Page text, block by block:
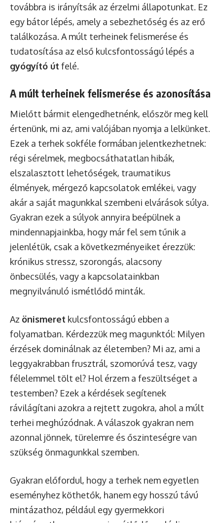
továbbra is irányítsák az érzelmi állapotunkat. Ez
egy bátor lépés, amely a sebezhetőség és az erő
találkozása. A múlt terheinek felismerése és
tudatosítása az első kulcsfontosságú lépés a
gyógyító út felé.
A múlt terheinek felismerése és azonosítása
Mielőtt bármit elengedhetnénk, először meg kell
értenünk, mi az, ami valójában nyomja a lelkünket.
Ezek a terhek sokféle formában jelentkezhetnek:
régi sérelmek, megbocsáthatatlan hibák,
elszalasztott lehetőségek, traumatikus
élmények, mérgező kapcsolatok emlékei, vagy
akár a saját magunkkal szembeni elvárások súlya.
Gyakran ezek a súlyok annyira beépülnek a
mindennapjainkba, hogy már fel sem tűnik a
jelenlétük, csak a következményeiket érezzük:
krónikus stressz, szorongás, alacsony
önbecsülés, vagy a kapcsolatainkban
megnyilvánuló ismétlődő minták.
Az önismeret kulcsfontosságú ebben a
folyamatban. Kérdezzük meg magunktól: Milyen
érzések dominálnak az életemben? Mi az, ami a
leggyakrabban frusztrál, szomorúvá tesz, vagy
félelemmel tölt el? Hol érzem a feszültséget a
testemben? Ezek a kérdések segítenek
rávilágítani azokra a rejtett zugokra, ahol a múlt
terhei meghúzódnak. A válaszok gyakran nem
azonnal jönnek, türelemre és őszinteségre van
szükség önmagunkkal szemben.
Gyakran előfordul, hogy a terhek nem egyetlen
eseményhez köthetők, hanem egy hosszú távú
mintázathoz, például egy gyermekkori